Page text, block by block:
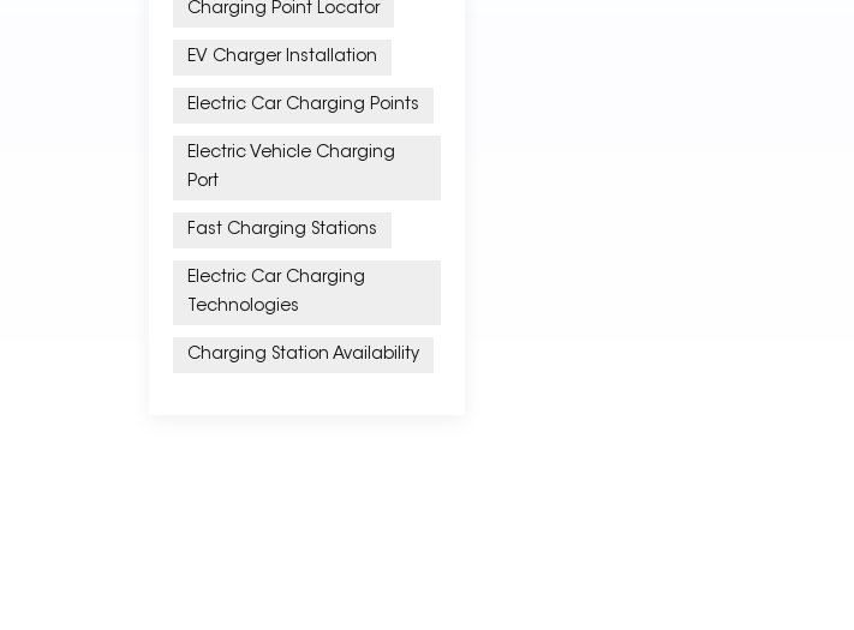
Charging Point Locator
EV Charger Installation
Electric Car Charging Points
Electric Vehicle Charging
Port
Fast Charging Stations
Electric Car Charging
Technologies
Charging Station Availability